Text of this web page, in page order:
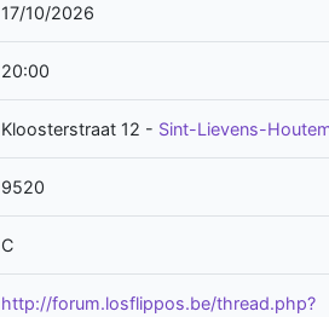
17/10/2026
20:00
Kloosterstraat 12 - Sint-Lievens-
9520
C
http://forum.losflippos.be/thread.php?